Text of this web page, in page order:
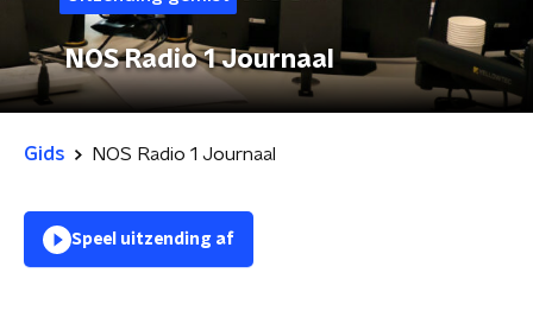
NOS Radio 1 Journaal
Gids NOS Radio 1 Journaal
Speel uitzending af